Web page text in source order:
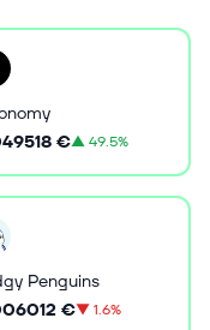
€▲49.5%
Penguins
€▼1.6%